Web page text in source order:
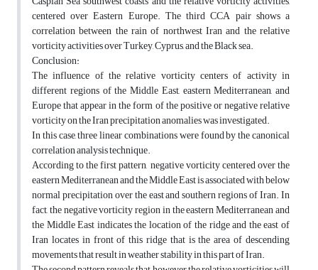
centered over Eastern Europe. The third CCA pair shows a
correlation between the rain of northwest Iran and the relative
vorticity activities over Turkey, Cyprus, and the Black sea.
Conclusion:
The influence of the relative vorticity centers of activity in
different regions of the Middle East, eastern Mediterranean, and
Europe that appear in the form of the positive or negative relative
vorticity on the Iran precipitation anomalies was investigated.
In this case, three linear combinations were found by the canonical
correlation analysis technique.
According to the first pattern, negative vorticity centered over the
eastern Mediterranean and the Middle East is associated with below
normal precipitation over the east and southern regions of Iran. In
fact, the negative vorticity region in the eastern Mediterranean and
the Middle East indicates the location of the ridge and the east of
Iran locates in front of this ridge that is the area of descending
movements that result in weather stability in this part of Iran.